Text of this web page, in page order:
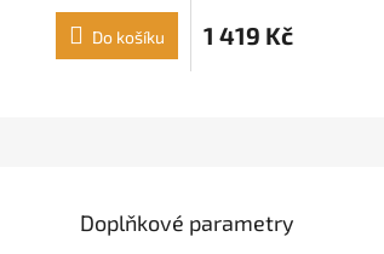
Do košíku 1 419 Kč
Doplňkové parametry